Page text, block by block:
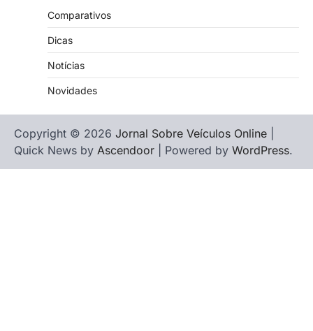
Comparativos
Dicas
Notícias
Novidades
Copyright © 2026 Jornal Sobre Veículos Online
Quick News by Ascendoor | Powered by WordPress.